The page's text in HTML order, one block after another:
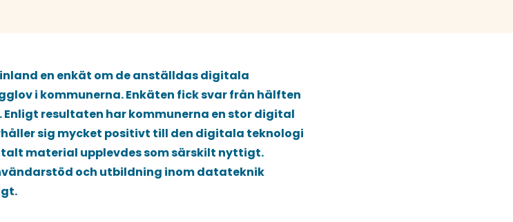
en enkät om de anställdas digitala
i kommunerna. Enkäten fick svar från hälften
resultaten har kommunerna en stor digital
sig mycket positivt till den digitala teknologi
material upplevdes som särskilt nyttigt.
och utbildning inom datateknik